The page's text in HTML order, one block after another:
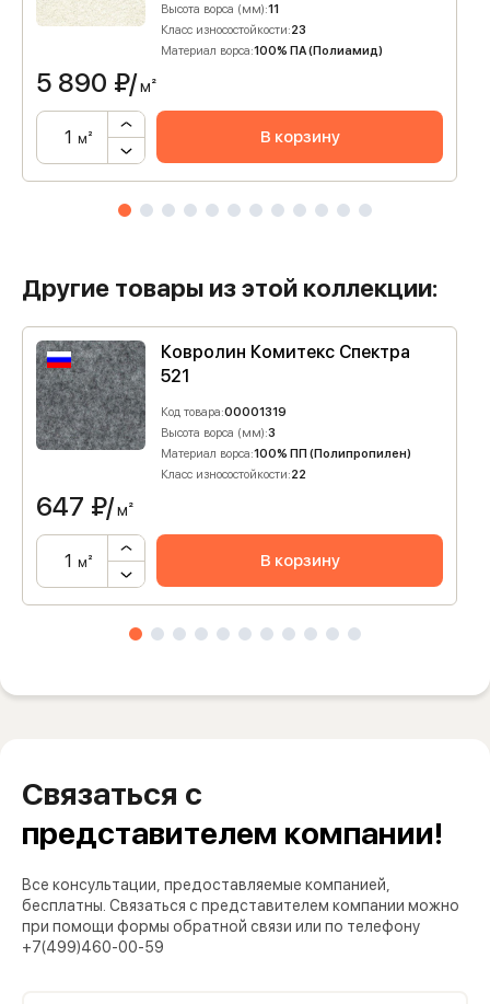
Высота ворса (мм):11
Класс износостойкости:23
Материал ворса:100% ПА (Полиамид)
5 890 ₽/м²
м² В корзину
Другие товары из этой коллекции:
Ковролин Комитекс Спектра
521
Код товара:00001319
Высота ворса (мм):3
Материал ворса:100% ПП (Полипропилен)
Класс износостойкости:22
647 ₽/м²
м² В корзину
Связаться с
представителем компании!
Все консультации, предоставляемые компанией,
бесплатны. Связаться с представителем компании можно
при помощи формы обратной связи или по телефону
+7(499)460-00-59